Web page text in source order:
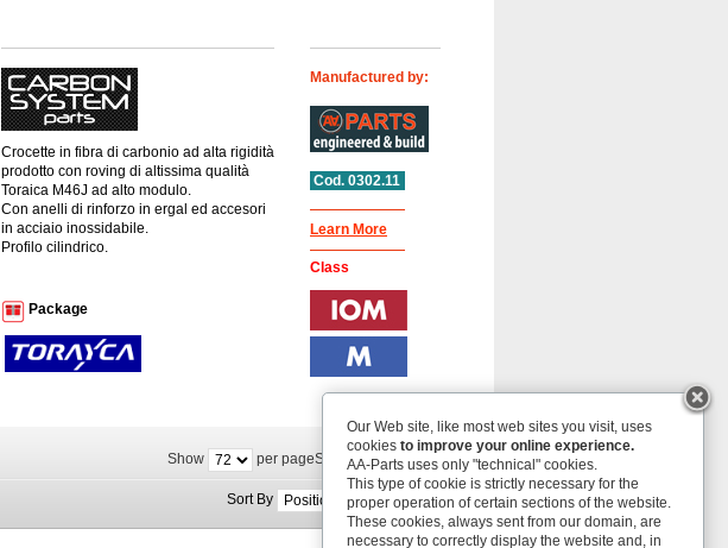
Crocette in fibra di carbonio ad alta rigidità
prodotto con roving di altissima qualità
Toraica M46J ad alto modulo.
Con anelli di rinforzo in ergal ed accesori
in acciaio inossidabile.
Profilo cilindrico.
Package
Manufactured by:
Cod. 0302.11
Learn More
Class
Show per page
Show per page
Sort By
Our Web site, like most web sites you visit, uses
cookies to improve your online experience.
AA-Parts uses only "technical" cookies.
This type of cookie is strictly necessary for the
proper operation of certain sections of the website.
These cookies, always sent from our domain, are
necessary to correctly display the website and, in